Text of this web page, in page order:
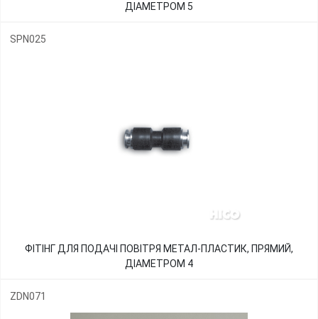
ДІАМЕТРОМ 5
SPN025
ФІТІНГ ДЛЯ ПОДАЧІ ПОВІТРЯ МЕТАЛ-ПЛАСТИК, ПРЯМИЙ,
ДІАМЕТРОМ 4
ZDN071